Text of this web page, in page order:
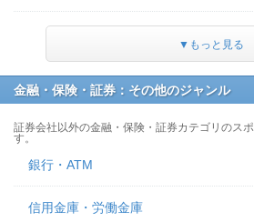
▼もっと見る
金融・保険・証券：その他のジャンル
証券会社以外の金融・保険・証券カテゴリのス
す。
銀行・ATM
信用金庫・労働金庫